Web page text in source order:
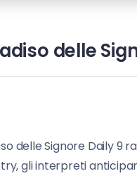
delle
delle Signore Daily
gli interpreti